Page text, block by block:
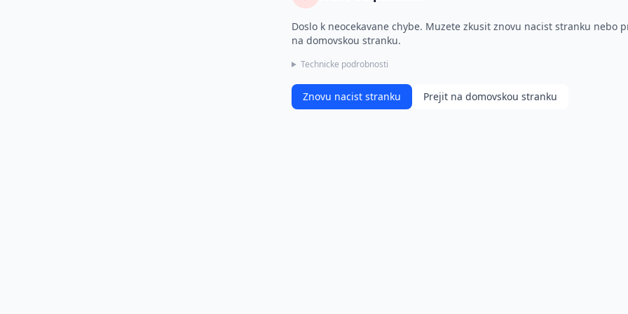
Doslo k neocekavane chybe. Muzete zkusit znovu nacist stranku nebo
na domovskou stranku.
Technicke podrobnosti
Znovu nacist stranku Prejit na domovskou stranku